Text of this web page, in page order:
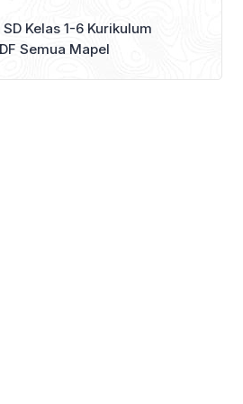
Kelas 1-6 Kurikulum
Semua Mapel